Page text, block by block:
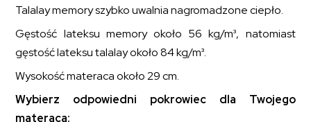
Talalay memory szybko uwalnia nagromadzone ciepło.
Gęstość lateksu memory około 56 kg/m³, natomiast
gęstość lateksu talalay około 84 kg/m³.
Wysokość materaca około 29 cm.
Wybierz odpowiedni pokrowiec dla Twojego
materaca: